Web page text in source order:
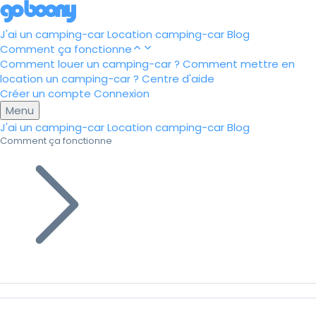
J'ai un camping-carLocation camping-carBlog
Comment ça fonctionne
Comment louer un camping-car ? Comment mettre en
location un camping-car ? Centre d'aide
Créer un compte Connexion
Menu
J'ai un camping-carLocation camping-carBlog
Comment ça fonctionne